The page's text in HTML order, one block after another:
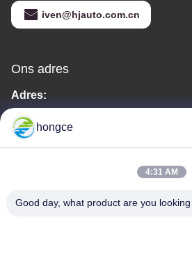
iven@hjauto.com.cn
Ons adres
Adres:
Nr.6-39, Yaogu-boerderij, Shibi No.3
District, Guangzhou
hongce
4:31 AM
Good day, what product are you